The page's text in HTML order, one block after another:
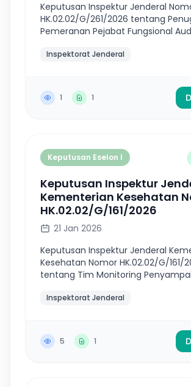
Keputusan Inspektur Jenderal
HK.02.02/G/261/2026 tentang
Pemeranan Pejabat Fungsional
Inspektorat Jenderal Kementerian
Inspektorat Jenderal
1 1
Keputusan Eselon I
Keputusan Inspektur
Kementerian Kesehatan
HK.02.02/G/161/2026
21 Jan 2026
Keputusan Inspektur Jenderal
Kesehatan Nomor HK.02.02/G/161/
tentang Tim Monitoring
(LHKAN) Pada Satuan Kerja di
Inspektorat Jenderal
5 1